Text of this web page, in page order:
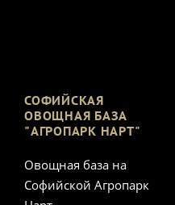
СОФИЙСКАЯ
ОВОЩНАЯ БАЗА
"АГРОПАРК НАРТ"
Овощная база на
Софийской Агропарк